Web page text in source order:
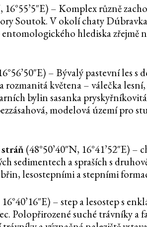
16°55’5″E) – Komplex různě
Soutok. V okolí chaty
hlediska zřejmě
– Bývalý pastevní les
rozmanitá květena – válečka
bylin sasanka
modelová území pro
(48°50’40″N, 16°41’52″E)
sedimentech a spraších s
lesostepními a stepními
16°40’16″E) – step a lesostep s
Polopřirozené suché trávníky a